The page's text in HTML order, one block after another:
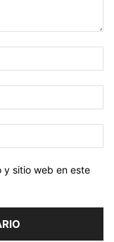
y sitio web en este